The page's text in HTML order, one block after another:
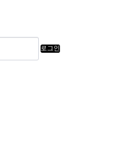
로그인